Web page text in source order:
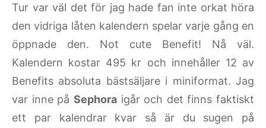
Tur var väl det för jag hade fan inte orkat höra
den vidriga låten kalendern spelar varje gång en
öppnade den. Not cute Benefit! Nå väl.
Kalendern kostar 495 kr och innehåller 12 av
Benefits absoluta bästsäljare i miniformat. Jag
var inne på Sephoraigår och det finns faktiskt
ett par kalendrar kvar så är du sugen på